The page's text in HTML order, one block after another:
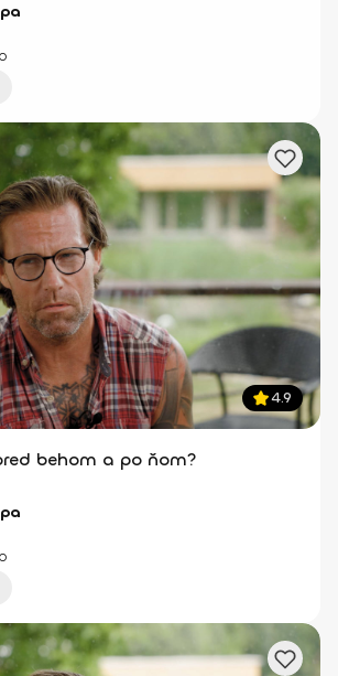
4.9
behom a po ňom?